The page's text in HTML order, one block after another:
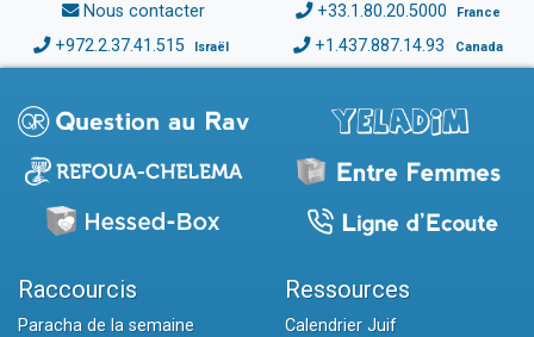
Nous contacter +33.1.80.20.5000 France
+972.2.37.41.515 Israël +1.437.887.14.93 Canada
Raccourcis
Paracha de la semaine
Ressources
Calendrier Juif